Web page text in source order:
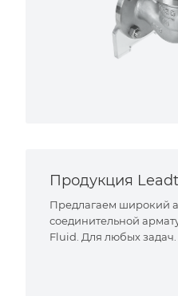
Продукция
Предлагаем широкий
соединительной
Fluid. Для любых задач.